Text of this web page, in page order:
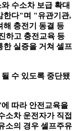
수소차 보급 확대
한다"며 "유관기관,
해 충전기 동결 등
하고 충전교육 등
한 실증을 거쳐 셀프
수 있도록 중단됐
따라 안전교육을
소차 운전자가 직접
소의 경우 셀프주유